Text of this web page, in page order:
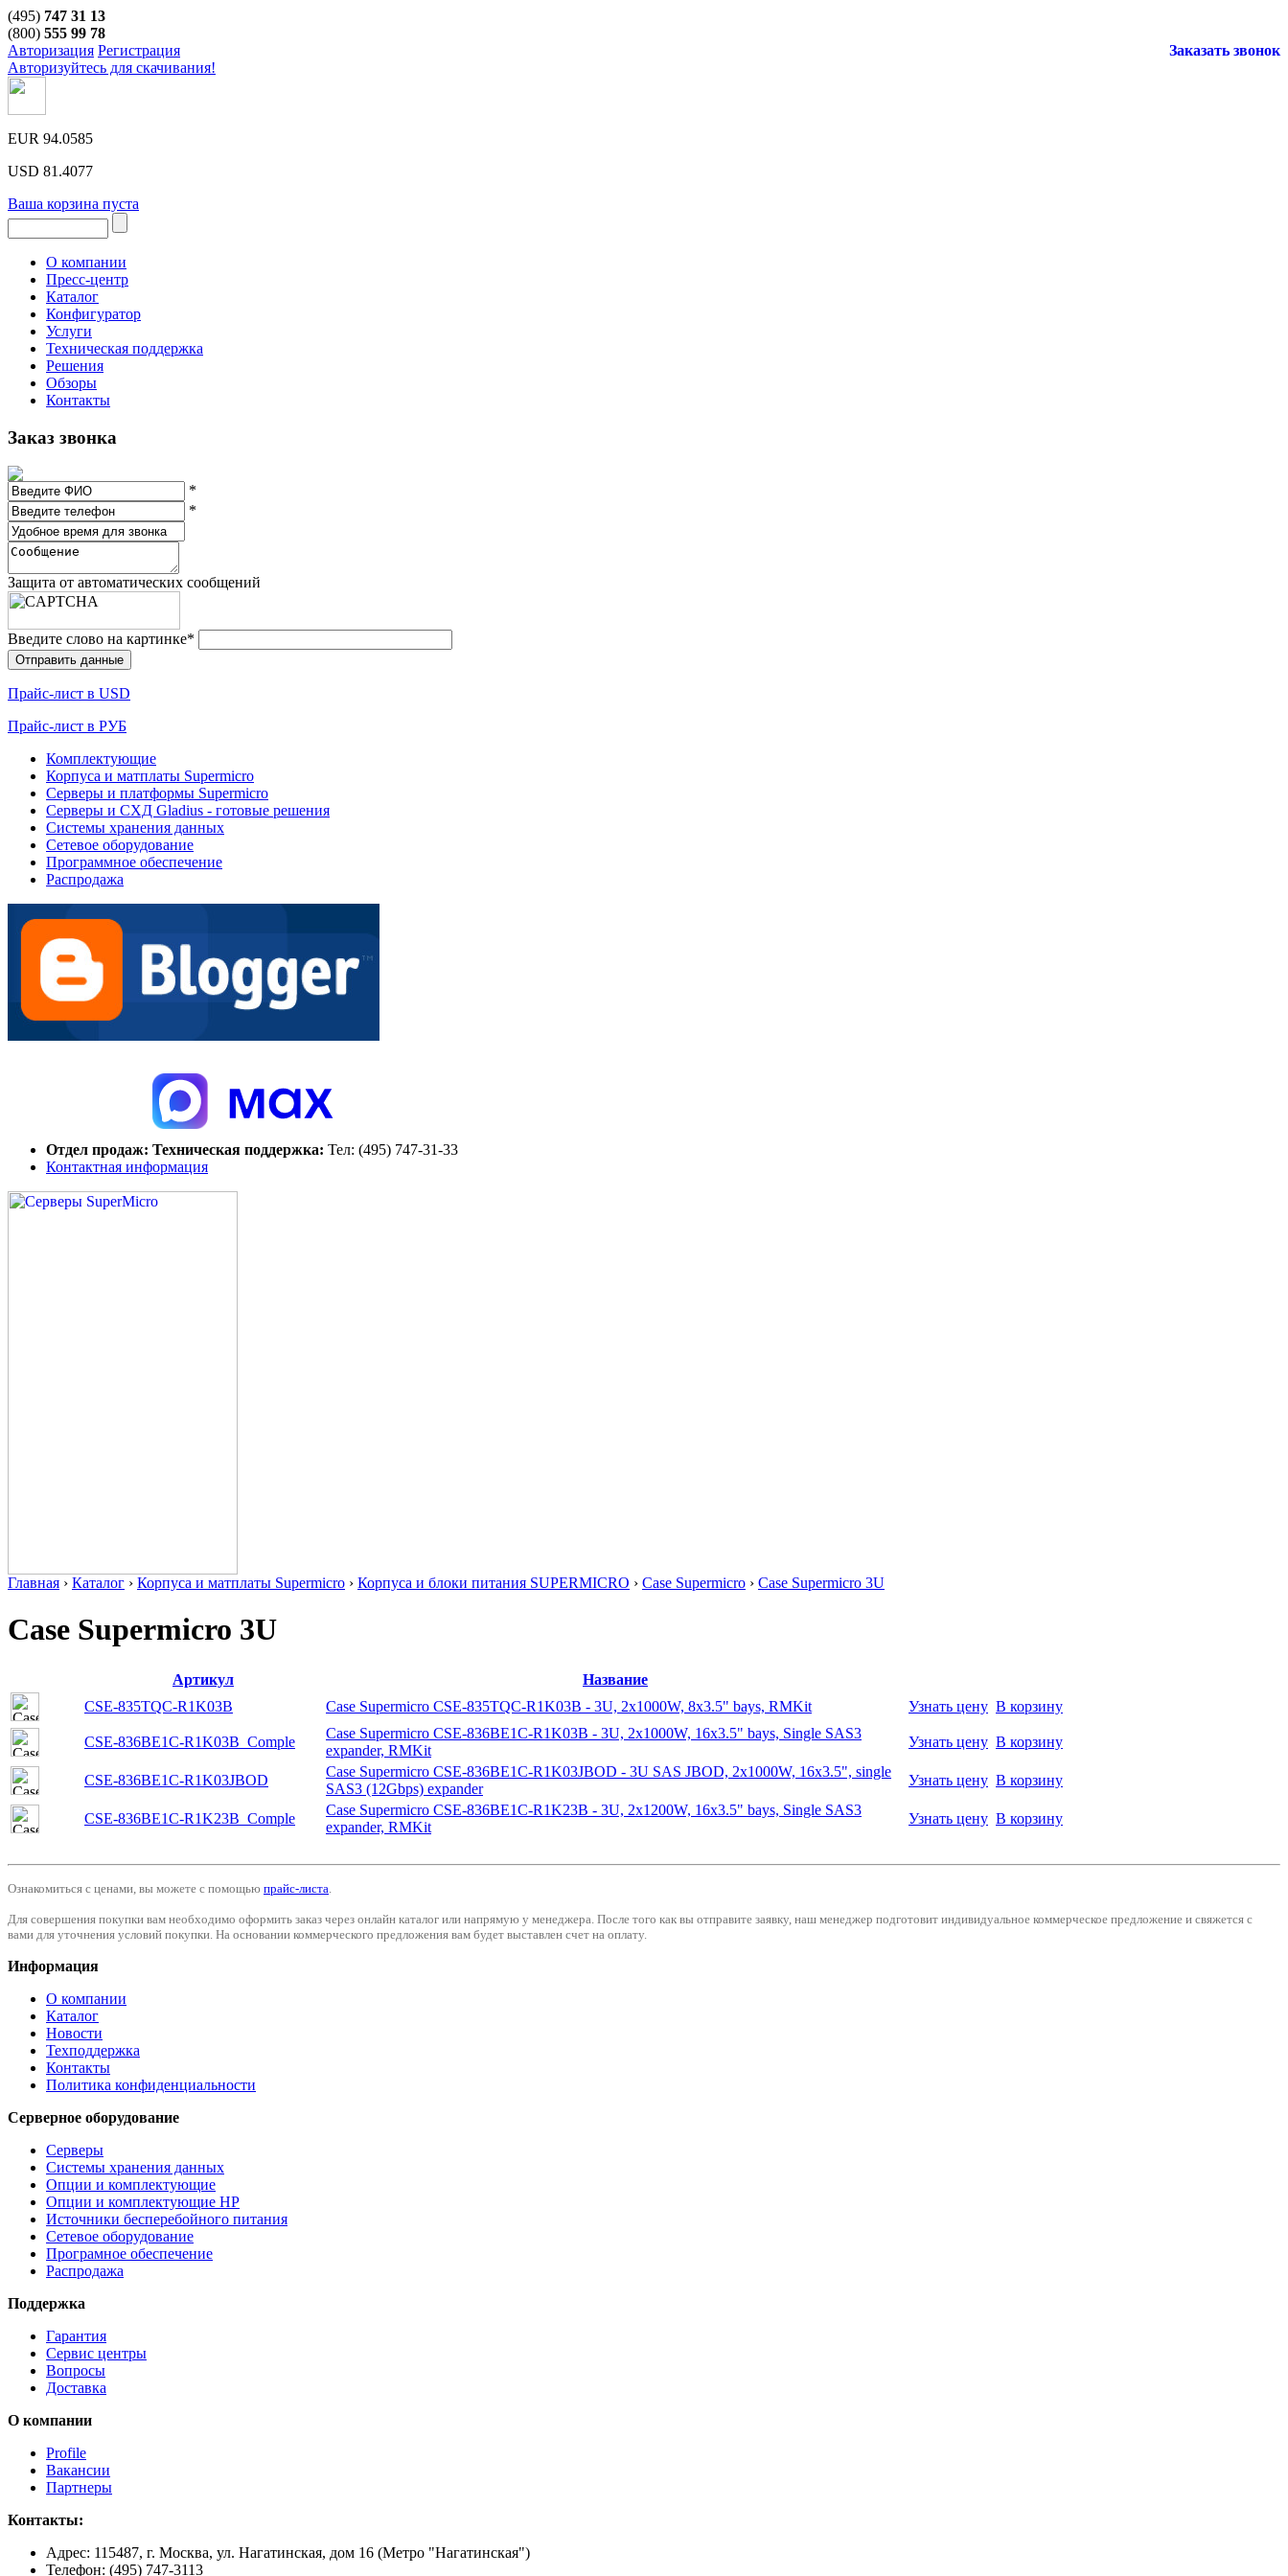
(495) 747 31 13
(800) 555 99 78
Заказать звонок
Авторизация Регистрация
Авторизуйтесь для скачивания!
EUR 94.0585
USD 81.4077
Ваша корзина пуста
О компании
Пресс-центр
Каталог
Конфигуратор
Услуги
Техническая поддержка
Решения
Обзоры
Контакты
Заказ звонка
*
*
Защита от автоматических сообщений
Введите слово на картинке*
Прайc-лист в USD
Прайc-лист в РУБ
Комплектующие
Корпуса и матплаты Supermicro
Серверы и платформы Supermicro
Серверы и СХД Gladius - готовые решения
Системы хранения данных
Сетевое оборудование
Программное обеспечение
Распродажа
Отдел продаж: Техническая поддержка: Тел: (495) 747-31-33
Контактная информация
Главная › Каталог › Корпуса и матплаты Supermicro › Корпуса и блоки питания SUPERMICRO › Case Supermicro › Case Supermicro 3U
Case Supermicro 3U
Артикул
Название
CSE-835TQC-R1K03B
Case Supermicro CSE-835TQC-R1K03B - 3U, 2x1000W, 8x3.5" bays, RMKit Узнать цену В корзину
CSE-836BE1C-R1K03B_Comple
Case Supermicro CSE-836BE1C-R1K03B - 3U, 2x1000W, 16x3.5" bays, Single SAS3
expander, RMKit
Узнать цену В корзину
CSE-836BE1C-R1K03JBOD
Case Supermicro CSE-836BE1C-R1K03JBOD - 3U SAS JBOD, 2x1000W, 16x3.5", single
SAS3 (12Gbps) expander
Узнать цену В корзину
CSE-836BE1C-R1K23B_Comple
Case Supermicro CSE-836BE1C-R1K23B - 3U, 2x1200W, 16x3.5" bays, Single SAS3
expander, RMKit
Узнать цену В корзину
Ознакомиться с ценами, вы можете с помощью прайс-листа
Для совершения покупки вам необходимо оформить заказ через онлайн каталог или напрямую у менеджера. После того как вы отправите заявку, наш менеджер подготовит индивидуальное коммерческое предложение и свяжется с
вами для уточнения условий покупки. На основании коммерческого предложения вам будет выставлен счет на оплату.
Информация
О компании
Каталог
Новости
Техподдержка
Контакты
Политика конфиденциальности
Серверное оборудование
Серверы
Системы хранения данных
Опции и комплектующие
Опции и комплектующие HP
Источники бесперебойного питания
Сетевое оборудование
Програмное обеспечение
Распродажа
Поддержка
Гарантия
Сервис центры
Вопросы
Доставка
О компании
Profile
Вакансии
Партнеры
Контакты:
Адрес: 115487, г. Москва, ул. Нагатинская, дом 16 (Метро "Нагатинская")
Телефон: (495) 747-3113